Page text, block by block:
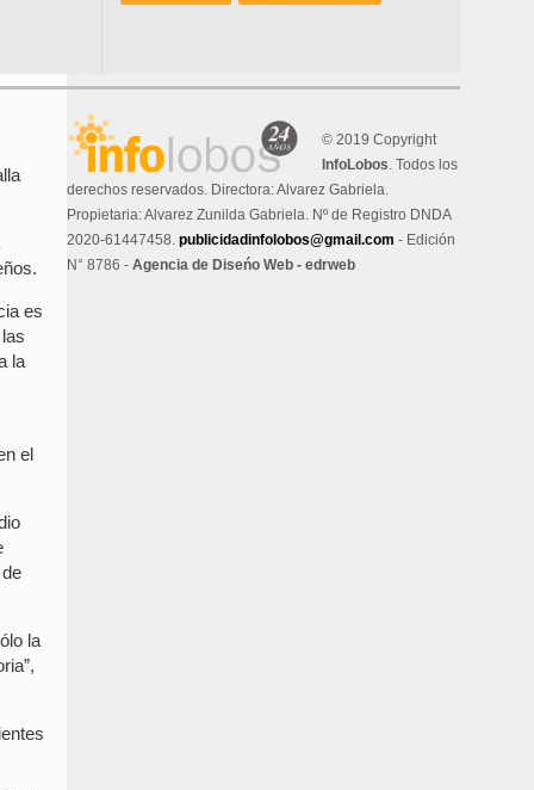
es
la
el
la
© 2019 Copyright
InfoLobos. Todos los
derechos reservados. Directora: Alvarez Gabriela.
Propietaria: Alvarez Zunilda Gabriela. Nº de Registro DNDA
2020-61447458. publicidadinfolobos@gmail.com - Edición
N° 8786 - Agencia de Diseńo Web - edrweb